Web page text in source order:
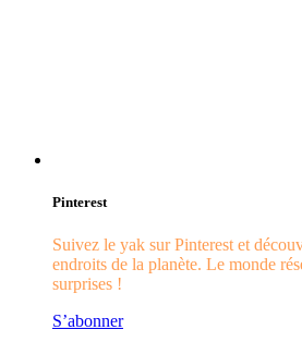
Pinterest
Suivez le yak sur Pinterest et
endroits de la planète. Le monde
surprises !
S’abonner